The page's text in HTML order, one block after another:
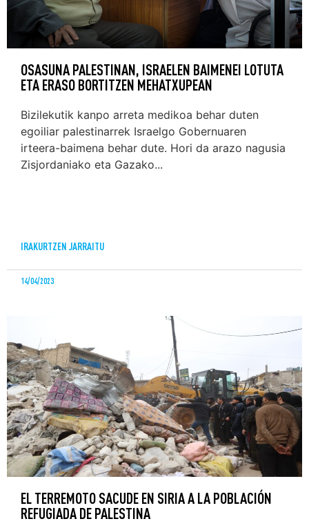
OSASUNA PALESTINAN, ISRAELEN BAIMENEI LOTUTA
ETA ERASO BORTITZEN MEHATXUPEAN
Bizilekutik kanpo arreta medikoa behar duten
egoiliar palestinarrek Israelgo Gobernuaren
irteera-baimena behar dute. Hori da arazo nagusia
Zisjordaniako eta Gazako...
IRAKURTZEN JARRAITU
14/04/2023
EL TERREMOTO SACUDE EN SIRIA A LA POBLACIÓN
REFUGIADA DE PALESTINA